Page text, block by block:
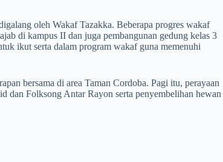
oleh Wakaf Tazakka. Beberapa progres wakaf
di kampus II dan juga pembangunan gedung kelas 3
ikut serta dalam program wakaf guna memenuhi
bersama di area Taman Cordoba. Pagi itu, perayaan
dan Folksong Antar Rayon serta penyembelihan hewan